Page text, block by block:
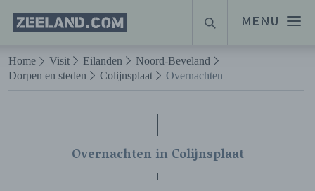
Naar hoofdinhoud
MENU
Homepage
Zeeland.com
ZOEKEN
Home Visit Eilanden
Noord-Beveland
Dorpen en steden
Colijnsplaat Overnachten
Overnachten in Colijnsplaat